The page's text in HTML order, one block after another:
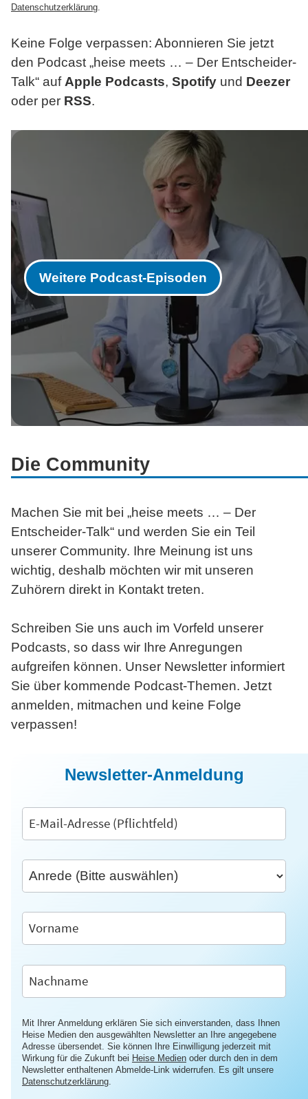
Datenschutzerklärung.
Keine Folge verpassen: Abonnieren Sie jetzt
den Podcast „heise meets … – Der Entscheider-
Talk“ auf Apple Podcasts, Spotify und Deezer
oder per RSS.
Weitere Podcast-Episoden
Die Community
Machen Sie mit bei „heise meets … – Der
Entscheider-Talk“ und werden Sie ein Teil
unserer Community. Ihre Meinung ist uns
wichtig, deshalb möchten wir mit unseren
Zuhörern direkt in Kontakt treten.
Schreiben Sie uns auch im Vorfeld unserer
Podcasts, so dass wir Ihre Anregungen
aufgreifen können. Unser Newsletter informiert
Sie über kommende Podcast-Themen. Jetzt
anmelden, mitmachen und keine Folge
verpassen!
Newsletter-Anmeldung
Anmeldung
an
via
Inxmail/Heise
Mit Ihrer Anmeldung erklären Sie sich einverstanden, dass Ihnen
Heise Medien den ausgewählten Newsletter an Ihre angegebene
Adresse übersendet. Sie können Ihre Einwilligung jederzeit mit
Wirkung für die Zukunft bei Heise Medien oder durch den in dem
Newsletter enthaltenen Abmelde-Link widerrufen. Es gilt unsere
Datenschutzerklärung